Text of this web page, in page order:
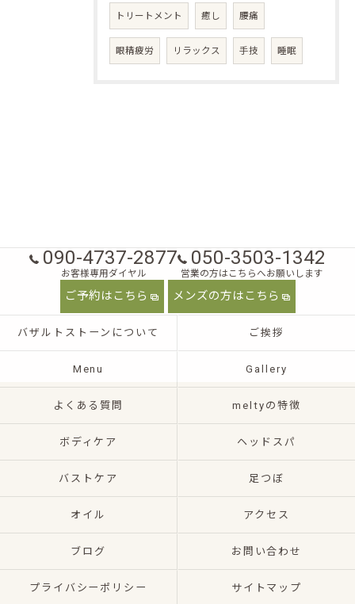
トリートメント 癒し 腰痛
眼精疲労 リラックス 手技 睡眠
090-4737-2877
お客様専用ダイヤル
050-3503-1342
営業の方はこちらへお願いします
ご予約はこちら メンズの方はこちら
バザルトストーンについて ご挨拶
Menu Gallery
よくある質問 meltyの特徴
ボディケア ヘッドスパ
バストケア 足つぼ
オイル アクセス
ブログ お問い合わせ
プライバシーポリシー サイトマップ